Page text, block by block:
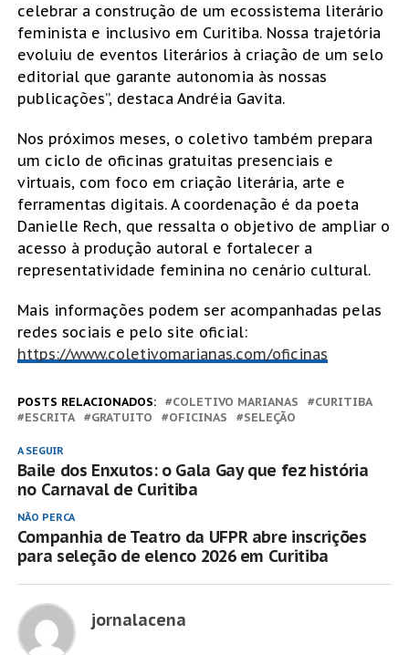
celebrar a construção de um ecossistema literário
feminista e inclusivo em Curitiba. Nossa trajetória
evoluiu de eventos literários à criação de um selo
editorial que garante autonomia às nossas
publicações”, destaca Andréia Gavita.
Nos próximos meses, o coletivo também prepara
um ciclo de oficinas gratuitas presenciais e
virtuais, com foco em criação literária, arte e
ferramentas digitais. A coordenação é da poeta
Danielle Rech, que ressalta o objetivo de ampliar o
acesso à produção autoral e fortalecer a
representatividade feminina no cenário cultural.
Mais informações podem ser acompanhadas pelas
redes sociais e pelo site oficial:
https://www.coletivomarianas.com/oficinas
POSTS RELACIONADOS: COLETIVO MARIANAS
CURITIBA
ESCRITA
GRATUITO OFICINAS SELEÇÃO
A SEGUIR
Baile dos Enxutos: o Gala Gay que fez história
no Carnaval de Curitiba
NÃO PERCA
Companhia de Teatro da UFPR abre inscrições
para seleção de elenco 2026 em Curitiba
jornalacena